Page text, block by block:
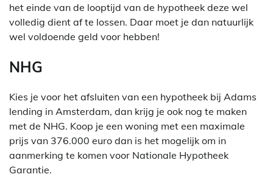
het einde van de looptijd van de hypotheek deze wel
volledig dient af te lossen. Daar moet je dan natuurlijk
wel voldoende geld voor hebben!
NHG
Kies je voor het afsluiten van een hypotheek bij Adams
lending in Amsterdam, dan krijg je ook nog te maken
met de NHG. Koop je een woning met een maximale
prijs van 376.000 euro dan is het mogelijk om in
aanmerking te komen voor Nationale Hypotheek
Garantie.